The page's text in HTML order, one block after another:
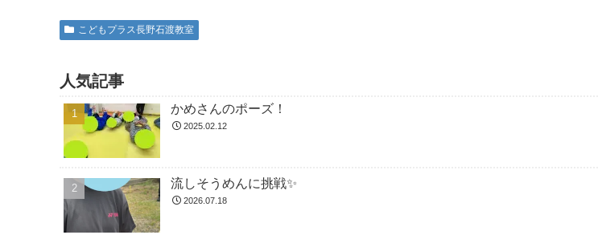
こどもプラス長野石渡教室
人気記事
かめさんのポーズ！
2025.02.12
流しそうめんに挑戦✨
2026.07.18